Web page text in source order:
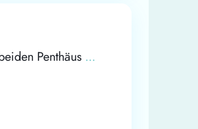
Penthäus ...